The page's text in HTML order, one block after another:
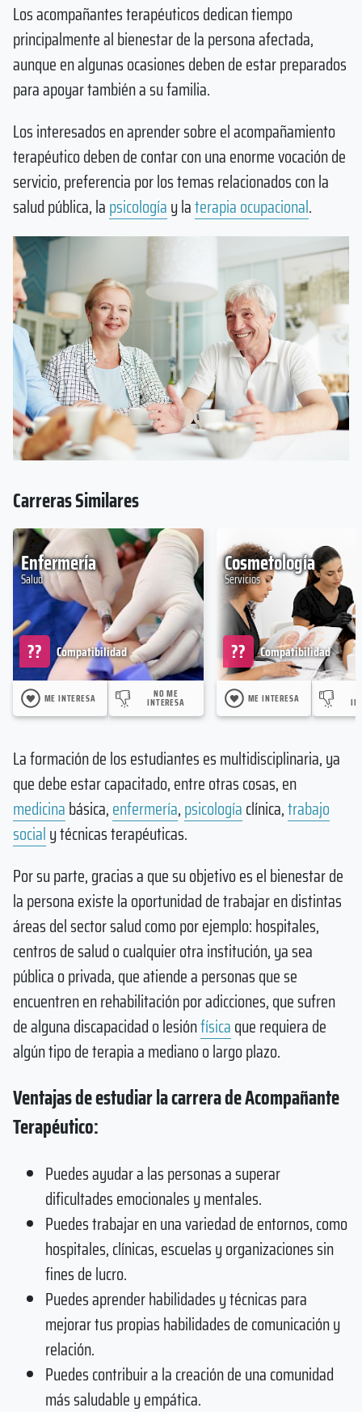
Los acompañantes terapéuticos dedican tiempo
principalmente al bienestar de la persona afectada,
aunque en algunas ocasiones deben de estar preparados
para apoyar también a su familia.
Los interesados en aprender sobre el acompañamiento
terapéutico deben de contar con una enorme vocación de
servicio, preferencia por los temas relacionados con la
salud pública, lapsicologíay laterapia ocupacional.
Carreras Similares
Enfermería
Salud
Compatibilidad
??
ME INTERESA NO ME
INTERESA
Cosmetología
Servicios
Compatibilidad
??
ME INTERESA
La formación de los estudiantes es multidisciplinaria, ya
que debe estar capacitado, entre otras cosas, en
medicinabásica,enfermería,psicologíaclínica,trabajo
socialy técnicas terapéuticas.
Por su parte, gracias a que su objetivo es el bienestar de
la persona existe la oportunidad de trabajar en distintas
áreas del sector salud como por ejemplo: hospitales,
centros de salud o cualquier otra institución, ya sea
pública o privada, que atiende a personas que se
encuentren en rehabilitación por adicciones, que sufren
de alguna discapacidad o lesiónfísicaque requiera de
algún tipo de terapia a mediano o largo plazo.
Ventajas de estudiar la carrera de Acompañante
Terapéutico:
Puedes ayudar a las personas a superar
dificultades emocionales y mentales.
Puedes trabajar en una variedad de entornos, como
hospitales, clínicas, escuelas y organizaciones sin
fines de lucro.
Puedes aprender habilidades y técnicas para
mejorar tus propias habilidades de comunicación y
relación.
Puedes contribuir a la creación de una comunidad
más saludable y empática.